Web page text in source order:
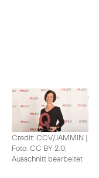
Credit: CCV/JAMMIN |
Foto: CC BY 2.0,
Ausschnitt bearbeitet